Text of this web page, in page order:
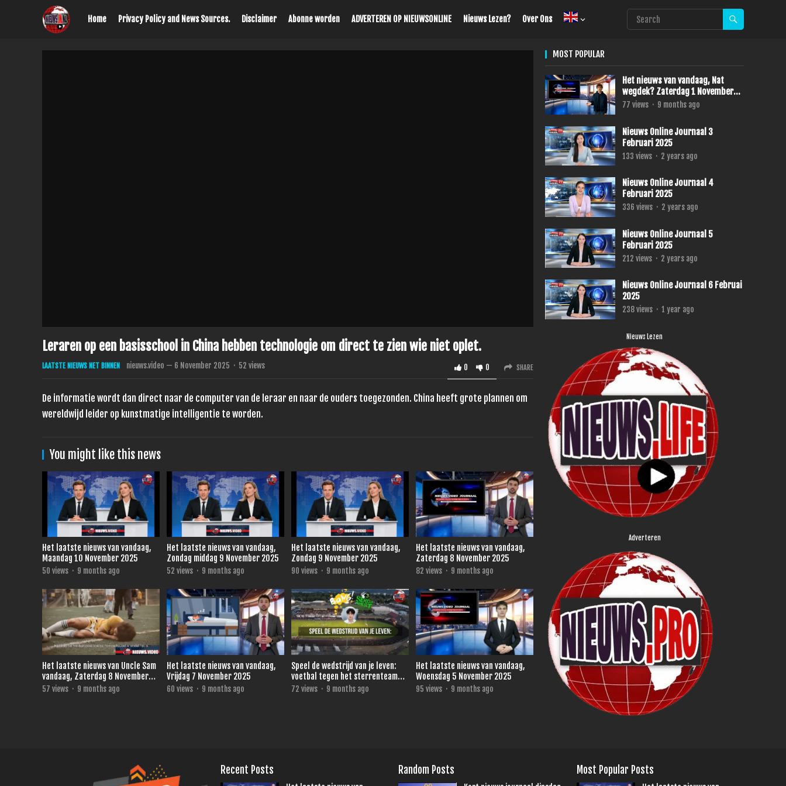
Home Privacy Policy and News Sources. Disclaimer Abonne worden ADVERTEREN OP NIEUWSONLINE Nieuws Lezen? Over Ons
Leraren op een basisschool in China hebben technologie om direct te zien wie niet oplet.
LAATSTE NIEUWS NET BINNEN nieuws.video — 6 November 2025 · 52 views 0 0 SHARE
De informatie wordt dan direct naar de computer van de leraar en naar de ouders toegezonden. China heeft grote plannen om
wereldwijd leider op kunstmatige intelligentie te worden.
You might like this news
Het laatste nieuws van vandaag,
Maandag 10 November 2025
50 views · 9 months ago
Het laatste nieuws van vandaag,
Zondag middag 9 November 2025
52 views · 9 months ago
Het laatste nieuws van vandaag,
Zondag 9 November 2025
90 views · 9 months ago
Het laatste nieuws van vandaag,
Zaterdag 8 November 2025
82 views · 9 months ago
Het laatste nieuws van Uncle Sam
vandaag, Zaterdag 8 November
2025
57 views · 9 months ago
Het laatste nieuws van vandaag,
Vrijdag 7 November 2025
60 views · 9 months ago
Speel de wedstrijd van je leven:
voetbal tegen het sterrenteam
van Ronald de Boer voor 3FM
72 views · 9 months ago
Het laatste nieuws van vandaag,
Woensdag 5 November 2025
95 views · 9 months ago
MOST POPULAR
Het nieuws van vandaag, Nat
wegdek? Zaterdag 1 November
2025
77 views · 9 months ago
Nieuws Online Journaal 3
Februari 2025
133 views · 2 years ago
Nieuws Online Journaal 4
Februari 2025
336 views · 2 years ago
Nieuws Online Journaal 5
Februari 2025
212 views · 2 years ago
Nieuws Online Journaal 6 Februai
2025
238views · 1 year ago
Nieuws Lezen
Adverteren
Recent Posts Random Posts Most Popular Posts